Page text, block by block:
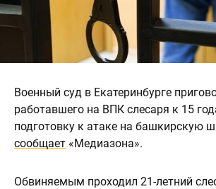
Военный суд в Екатеринбурге
работавшего на ВПК слесаря к 15
подготовку к атаке на башкирскую
сообщает «Медиазона».
Обвиняемым проходил 21-летний